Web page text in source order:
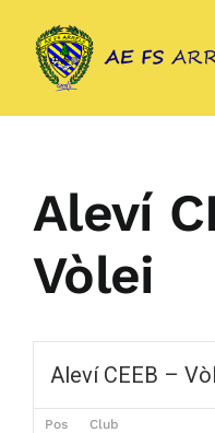
content
Aleví
Vòlei
Aleví CEEB –
Pos Club